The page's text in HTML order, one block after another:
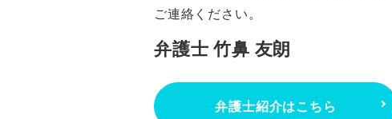
ご連絡ください。
弁護士 竹鼻 友朗
弁護士紹介はこちら